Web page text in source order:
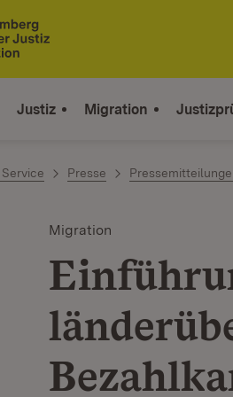
Justiz Migration
Presse
Migration